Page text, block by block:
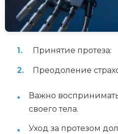
Принятие протеза:
Преодоление
Важно воспринимать
своего тела.
Уход за протезом